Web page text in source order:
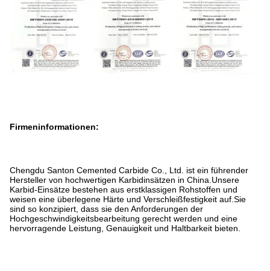
Firmeninformationen:
Chengdu Santon Cemented Carbide Co., Ltd. ist ein führender
Hersteller von hochwertigen Karbidinsätzen in China.Unsere
Karbid-Einsätze bestehen aus erstklassigen Rohstoffen und
weisen eine überlegene Härte und Verschleißfestigkeit auf.Sie
sind so konzipiert, dass sie den Anforderungen der
Hochgeschwindigkeitsbearbeitung gerecht werden und eine
hervorragende Leistung, Genauigkeit und Haltbarkeit bieten.